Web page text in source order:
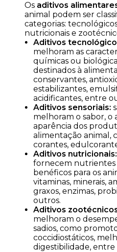
Os aditivos
animal podem ser
categorias:
nutricionais e
Aditivos
melhoram as
químicas ou
destinados à
conservantes,
estabilizantes,
acidificantes, entre
Aditivos sensoriais:
melhoram o sabor, o
aparência dos
alimentação animal,
corantes,
Aditivos nutricionais:
fornecem nutrientes
benéficos para os
vitaminas, minerais,
graxos, enzimas,
outros.
Aditivos
melhoram o
sadios, como
coccidiostáticos,
digestibilidade, entre